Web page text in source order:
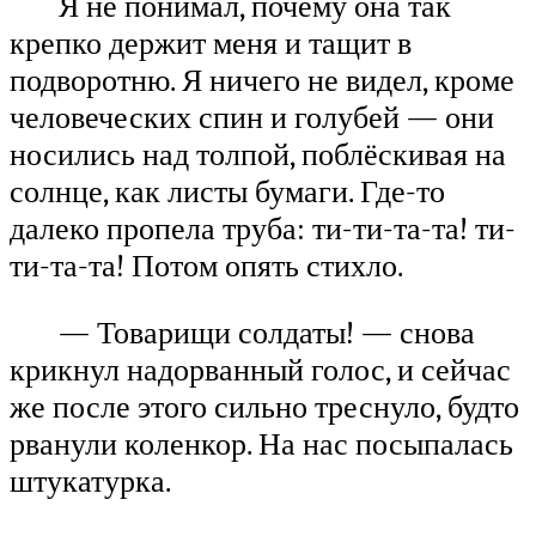
крепко держит меня и тащит в
подворотню. Я ничего не видел, кроме
человеческих спин и голубей — они
носились над толпой, поблёскивая на
солнце, как листы бумаги. Где-то
далеко пропела труба: ти-ти-та-та! ти-
ти-та-та! Потом опять стихло.
— Товарищи солдаты! — снова
крикнул надорванный голос, и сейчас
же после этого сильно треснуло, будто
рванули коленкор. На нас посыпалась
штукатурка.